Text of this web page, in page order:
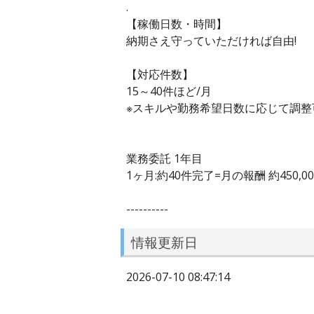
.
【稼働日数・時間】
納期さえ守っていただければ自由!
【対応件数】
15～40件ほど/月
※スキルや勤務希望日数に応じて調
業務委託 1年目
1ヶ月:約40件完了=月の報酬 約
----------
情報更新日
2026-07-10 08:47:14